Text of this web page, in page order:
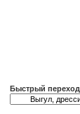
Быстрый переход